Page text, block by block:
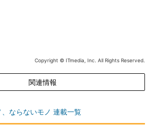
EveryPost」の設定画面。提供に同意
いる
Copyright © ITmedia, Inc. All Rights Reserved.
関連情報
、ならないモノ 連載一覧